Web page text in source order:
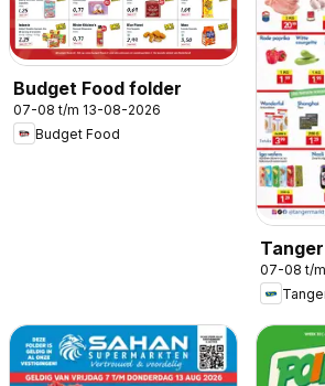
Budget Food folder
07-08 t/m 13-08-2026
Budget Food
07-08 t/